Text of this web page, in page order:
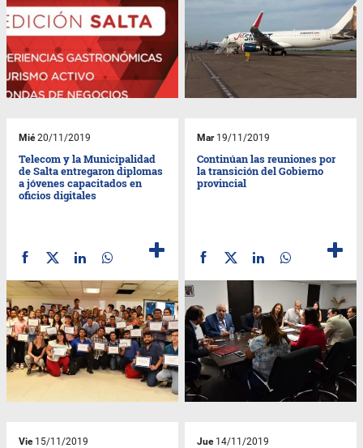
Mié20/11/2019
Telecom y la Municipalidad
de Salta entregaron diplomas
a jóvenes capacitados en
oficios digitales
Mar19/11/2019
Continúan las reuniones por
la transición del Gobierno
provincial
Vie15/11/2019 Jue14/11/2019